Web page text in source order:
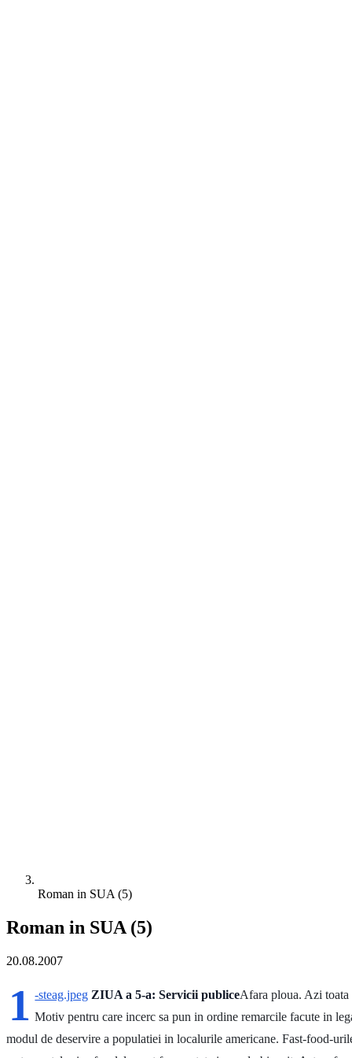
Roman in SUA (5)
Roman in SUA (5)
20.08.2007
1 -steag.jpeg ZIUA a 5-a: Servicii publiceAfara ploua. Azi toata
Motiv pentru care incerc sa pun in ordine remarcile facute in
modul de deservire a populatiei in localurile americane. Fast-food-